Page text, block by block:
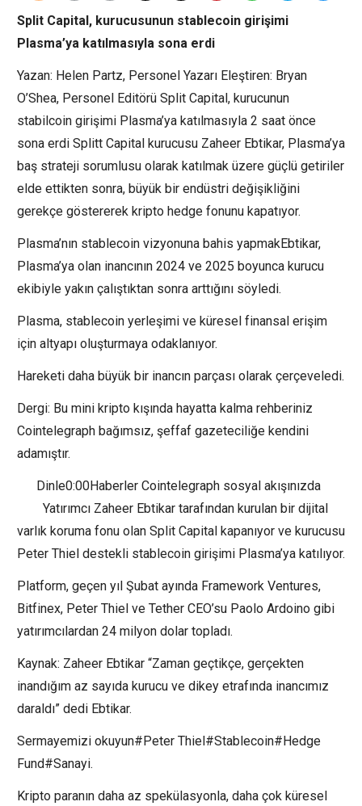
Split Capital, kurucusunun stablecoin girişimi
Plasma’ya katılmasıyla sona erdi
Yazan: Helen Partz, Personel Yazarı Eleştiren: Bryan
O’Shea, Personel Editörü Split Capital, kurucunun
stabilcoin girişimi Plasma’ya katılmasıyla 2 saat önce
sona erdi Splitt Capital kurucusu Zaheer Ebtikar, Plasma’ya
baş strateji sorumlusu olarak katılmak üzere güçlü getiriler
elde ettikten sonra, büyük bir endüstri değişikliğini
gerekçe göstererek kripto hedge fonunu kapatıyor.
Plasma’nın stablecoin vizyonuna bahis yapmakEbtikar,
Plasma’ya olan inancının 2024 ve 2025 boyunca kurucu
ekibiyle yakın çalıştıktan sonra arttığını söyledi.
Plasma, stablecoin yerleşimi ve küresel finansal erişim
için altyapı oluşturmaya odaklanıyor.
Hareketi daha büyük bir inancın parçası olarak çerçeveledi.
Dergi: Bu mini kripto kışında hayatta kalma rehberiniz
Cointelegraph bağımsız, şeffaf gazeteciliğe kendini
adamıştır.
Dinle0:00Haberler Cointelegraph sosyal akışınızda
Yatırımcı Zaheer Ebtikar tarafından kurulan bir dijital
varlık koruma fonu olan Split Capital kapanıyor ve kurucusu
Peter Thiel destekli stablecoin girişimi Plasma’ya katılıyor.
Platform, geçen yıl Şubat ayında Framework Ventures,
Bitfinex, Peter Thiel ve Tether CEO’su Paolo Ardoino gibi
yatırımcılardan 24 milyon dolar topladı.
Kaynak: Zaheer Ebtikar “Zaman geçtikçe, gerçekten
inandığım az sayıda kurucu ve dikey etrafında inancımız
daraldı” dedi Ebtikar.
Sermayemizi okuyun#Peter Thiel#Stablecoin#Hedge
Fund#Sanayi.
Kripto paranın daha az spekülasyonla, daha çok küresel